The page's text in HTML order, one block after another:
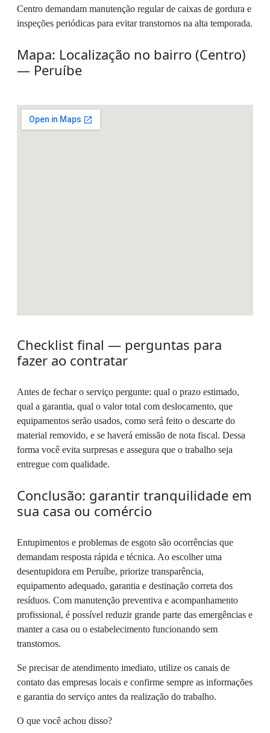
Centro demandam manutenção regular de caixas de gordura e
inspeções periódicas para evitar transtornos na alta temporada.
Mapa: Localização no bairro (Centro)
— Peruíbe
Checklist final — perguntas para
fazer ao contratar
Antes de fechar o serviço pergunte: qual o prazo estimado,
qual a garantia, qual o valor total com deslocamento, que
equipamentos serão usados, como será feito o descarte do
material removido, e se haverá emissão de nota fiscal. Dessa
forma você evita surpresas e assegura que o trabalho seja
entregue com qualidade.
Conclusão: garantir tranquilidade em
sua casa ou comércio
Entupimentos e problemas de esgoto são ocorrências que
demandam resposta rápida e técnica. Ao escolher uma
desentupidora em Peruíbe, priorize transparência,
equipamento adequado, garantia e destinação correta dos
resíduos. Com manutenção preventiva e acompanhamento
profissional, é possível reduzir grande parte das emergências e
manter a casa ou o estabelecimento funcionando sem
transtornos.
Se precisar de atendimento imediato, utilize os canais de
contato das empresas locais e confirme sempre as informações
e garantia do serviço antes da realização do trabalho.
O que você achou disso?